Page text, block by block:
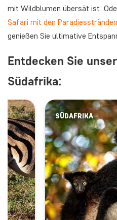
mit Wildblumen übersät ist.
Safari mit den
genießen Sie ultimative
Entdecken Sie
Südafrika:
SÜDAFRIKA